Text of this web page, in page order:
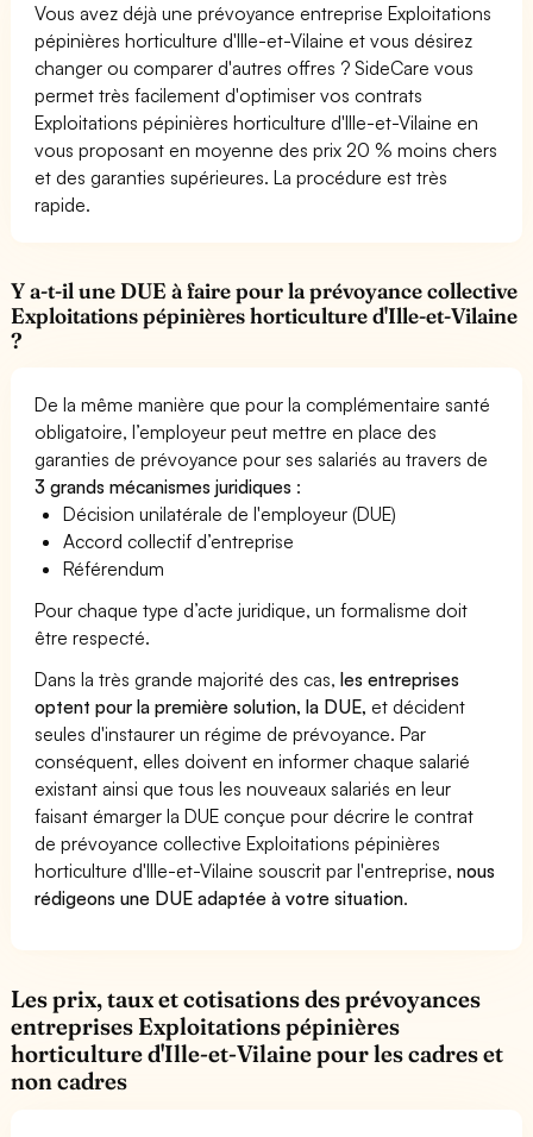
Vous avez déjà une prévoyance entreprise Exploitations
pépinières horticulture d'Ille-et-Vilaine et vous désirez
changer ou comparer d'autres offres ? SideCare vous
permet très facilement d'optimiser vos contrats
Exploitations pépinières horticulture d'Ille-et-Vilaine en
vous proposant en moyenne des prix 20 % moins chers
et des garanties supérieures. La procédure est très
rapide.
Y a-t-il une DUE à faire pour la prévoyance collective
Exploitations pépinières horticulture d'Ille-et-Vilaine
?
De la même manière que pour la complémentaire santé
obligatoire, l’employeur peut mettre en place des
garanties de prévoyance pour ses salariés au travers de
3 grands mécanismes juridiques :
Décision unilatérale de l'employeur (DUE)
Accord collectif d’entreprise
Référendum
Pour chaque type d’acte juridique, un formalisme doit
être respecté.
Dans la très grande majorité des cas,les entreprises
optent pour la première solution, la DUE, et décident
seules d'instaurer un régime de prévoyance. Par
conséquent, elles doivent en informer chaque salarié
existant ainsi que tous les nouveaux salariés en leur
faisant émarger la DUE conçue pour décrire le contrat
de prévoyance collective Exploitations pépinières
horticulture d'Ille-et-Vilaine souscrit par l'entreprise,nous
rédigeons une DUE adaptée à votre situation.
Les prix, taux et cotisations des prévoyances
entreprises Exploitations pépinières
horticulture d'Ille-et-Vilaine pour les cadres et
non cadres